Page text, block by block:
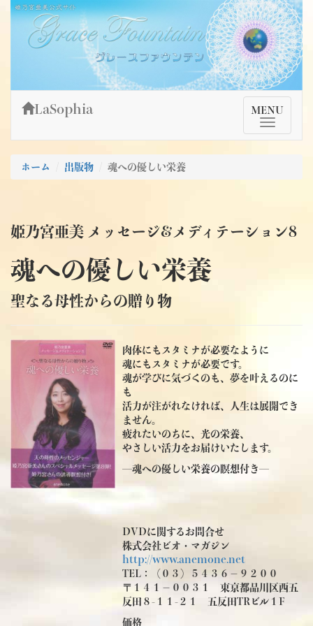
Skip
content
姫乃宮亜美公式サイト～Grace Fountain～
グレースファウンテン
TMenu
MENU
LaSophia
ホーム 出版物 魂への優しい栄養
姫乃宮亜美 メッセージ&メディテーション8
魂への優しい栄養
聖なる母性からの贈り物
肉体にもスタミナが必要なように
魂にもスタミナが必要です。
魂が学びに気づくのも、夢を叶えるのに
も
活力が注がれなければ、人生は展開でき
ません。
疲れたいのちに、光の栄養、
やさしい活力をお届けいたします。
―魂への優しい栄養の瞑想付き―
DVDに関するお問合せ
株式会社ビオ・マガジン
http://www.anemone.net
TEL：（０３）５４３６－９２００
〒１４１－００３１ 東京都品川区西五
反田８-１１-２１ 五反田TRビル１F
価格